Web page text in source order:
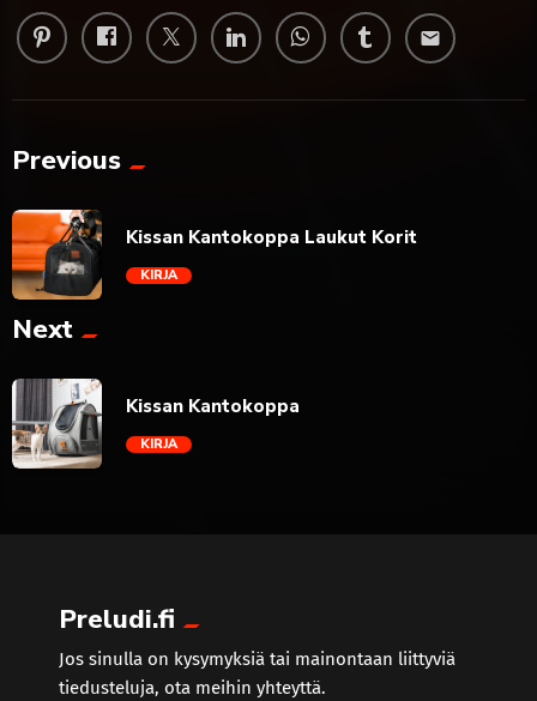
email
Previous
trending_flat
Kissan Kantokoppa Laukut Korit
KIRJA
Next
Kissan Kantokoppa
KIRJA
Preludi.fi
Jos sinulla on kysymyksiä tai mainontaan liittyviä
tiedusteluja, ota meihin yhteyttä.